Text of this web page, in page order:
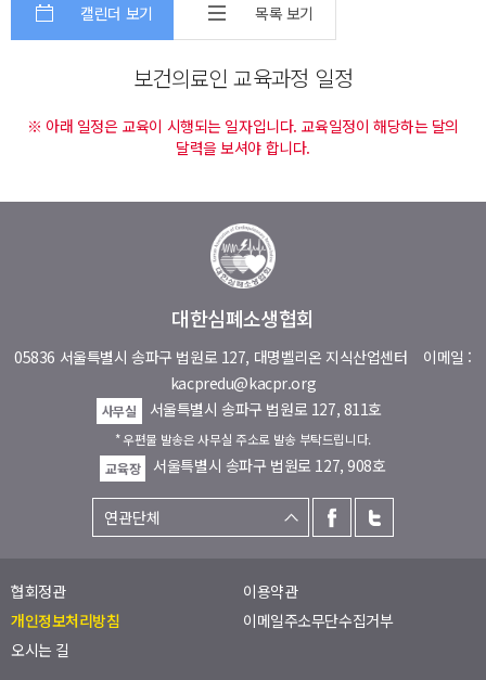
캘린더 보기 목록 보기
보건의료인 교육과정 일정
※ 아래 일정은 교육이 시행되는 일자입니다. 교육일정이 해당하는 달의
달력을 보셔야 합니다.
대한심폐소생협회
05836 서울특별시 송파구 법원로 127, 대명벨리온 지식산업센터 이메일 :
kacpredu@kacpr.org
사무실 서울특별시 송파구 법원로 127, 811호
* 우편물 발송은 사무실 주소로 발송 부탁드립니다.
교육장
서울특별시 송파구 법원로 127, 908호
협회정관
이용약관
개인정보처리방침
이메일주소무단수집거부
오시는 길